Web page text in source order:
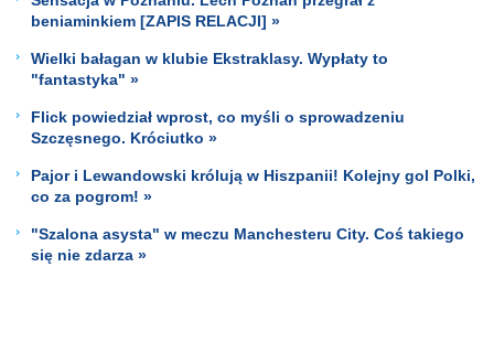
beniaminkiem [ZAPIS RELACJI] »
Wielki bałagan w klubie Ekstraklasy. Wypłaty to
"fantastyka" »
Flick powiedział wprost, co myśli o sprowadzeniu
Szczęsnego. Króciutko »
Pajor i Lewandowski królują w Hiszpanii! Kolejny gol Polki,
co za pogrom! »
"Szalona asysta" w meczu Manchesteru City. Coś takiego
się nie zdarza »